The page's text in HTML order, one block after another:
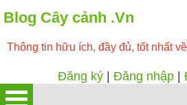
Blog Cây cảnh .Vn
Thông tin hữu ích, đầy đủ, tốt nhất
Đăng ký Đăng nhập